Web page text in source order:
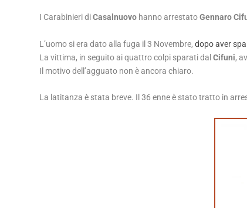
I Carabinieri diCasalnuovo hanno arrestatoGennaro
L’uomo si era dato alla fuga il 3 Novembre,dopo aver
La vittima, in seguito ai quattro colpi sparati dalCifuni,
Il motivo dell’agguato non è ancora chiaro.
La latitanza è stata breve. Il 36 enne è stato tratto in